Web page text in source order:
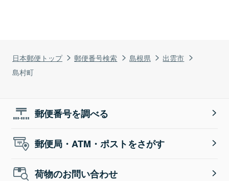
日本郵便トップ 郵便番号検索 島根県
出雲市
島村町
郵便番号を調べる
郵便局・ATM・ポストをさがす
荷物のお問い合わせ